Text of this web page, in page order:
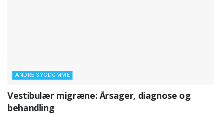
ANDRE SYGDOMME
Vestibulær migræne: Årsager, diagnose og
behandling